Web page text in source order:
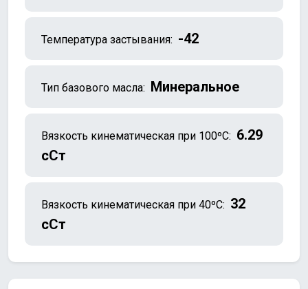
Температура застывания: -42
Тип базового масла: Минеральное
Вязкость кинематическая при 100ºC: 6.29
сСт
Вязкость кинематическая при 40ºC: 32
сСт